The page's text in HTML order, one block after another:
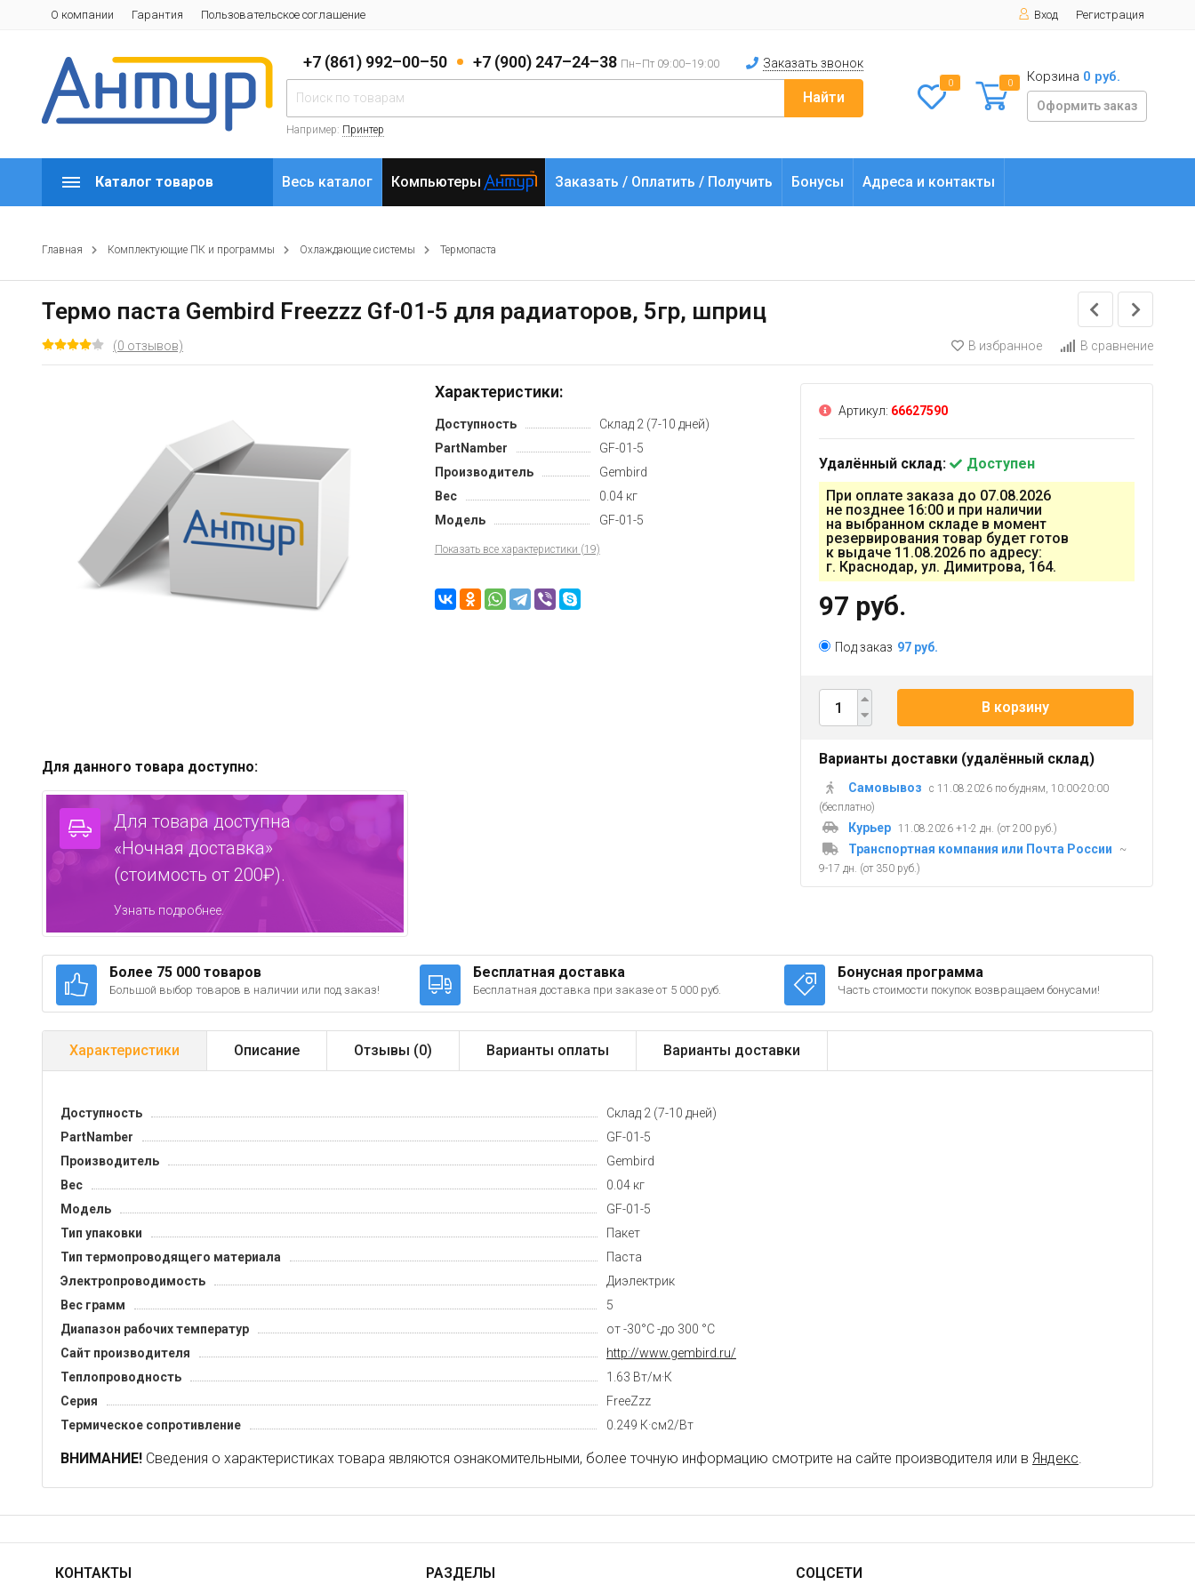
О компании Гарантия Пользовательское соглашение Вход Регистрация
+7 (861) 992–00–50 +7 (900) 247–24–38 Пн–Пт 09:00–19:00 Заказать звонок
Найти
Например: Принтер
0 0 Корзина 0 руб.
Оформить заказ
Каталог товаров Весь каталог Компьютеры Заказать / Оплатить / Получить Бонусы Адреса и контакты
Главная Комплектующие ПК и программы Охлаждающие системы Термопаста
Термо паста Gembird Freezzz Gf-01-5 для радиаторов, 5гр, шприц
(0 отзывов) В избранное В сравнение
Характеристики:
Доступность
Склад 2 (7-10 дней)
PartNamber
GF-01-5
Производитель
Gembird
Вес
0.04 кг
Модель
GF-01-5
Показать все характеристики (19)
Для данного товара доступно:
Для товара доступна
«Ночная доставка»
(стоимость от 200₽).
Узнать подробнее.
Артикул: 66627590
Удалённый склад:
Доступен
При оплате заказа до 07.08.2026
не позднее 16:00 и при наличии
на выбранном складе в момент
резервирования товар будет готов
к выдаче 11.08.2026 по адресу:
г. Краснодар, ул. Димитрова, 164.
97 руб.
Под заказ 97 руб.
В корзину
Варианты доставки (удалённый склад)
Самовывоз
с 11.08.2026 по будням, 10:00-20:00
(бесплатно)
Курьер 11.08.2026 +1-2 дн. (от 200 руб.)
Транспортная компания или Почта России
~
9-17 дн. (от 350 руб.)
Более 75 000 товаров
Большой выбор товаров в наличии или под заказ!
Бесплатная доставка
Бесплатная доставка при заказе от 5 000 руб.
Бонусная программа
Часть стоимости покупок возвращаем бонусами!
Характеристики Описание Отзывы (0) Варианты оплаты Варианты доставки
Доступность
Склад 2 (7-10 дней)
PartNamber
GF-01-5
Производитель
Gembird
Вес
0.04 кг
Модель
GF-01-5
Тип упаковки
Пакет
Тип термопроводящего материала
Паста
Электропроводимость
Диэлектрик
Вес грамм
5
Диапазон рабочих температур
от -30°С -до 300 °С
Сайт производителя
http://www.gembird.ru/
Теплопроводность
1.63 Вт/м·К
Серия
FreeZzz
Термическое сопротивление
0.249 К·см2/Вт
ВНИМАНИЕ! Сведения о характеристиках товара являются ознакомительными, более точную информацию смотрите на сайте производителя или в Яндекс.
КОНТАКТЫ РАЗДЕЛЫ СОЦСЕТИ